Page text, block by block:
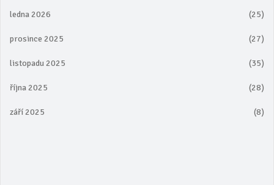
ledna 2026 (25)
prosince 2025 (27)
listopadu 2025 (35)
října 2025 (28)
září 2025 (8)